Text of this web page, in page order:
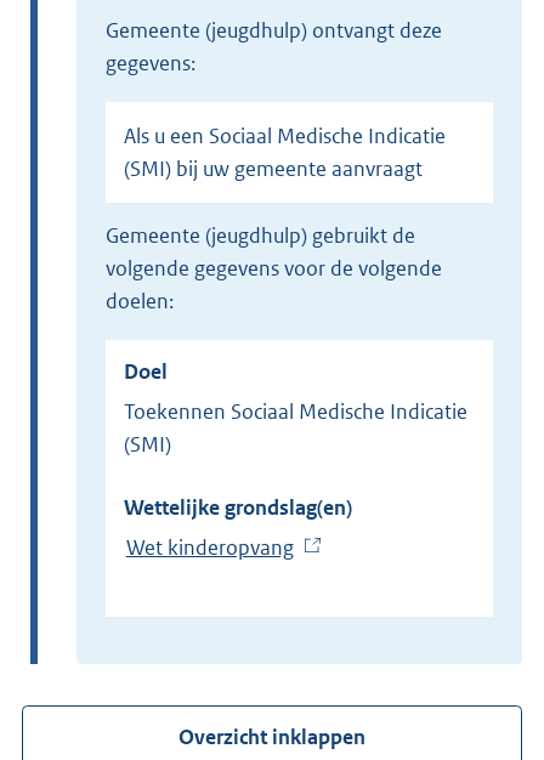
gemeente (jeugdhulp) ontvangt deze
gegevens:
Als u een Sociaal Medische Indicatie
(SMI) bij uw gemeente aanvraagt
gemeente (jeugdhulp) gebruikt de
volgende gegevens voor de volgende
doelen:
Doel
Toekennen Sociaal Medische Indicatie
(SMI)
Wettelijke grondslag(en)
Wet kinderopvang(
x
r
n
Overzicht inklappen